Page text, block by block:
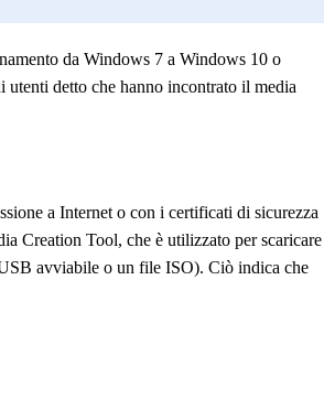
da Windows 7 a Windows 10 o
utenti detto che hanno incontrato il media
a Internet o con i certificati di sicurezza
Creation Tool, che è utilizzato per scaricare
avviabile o un file ISO). Ciò indica che